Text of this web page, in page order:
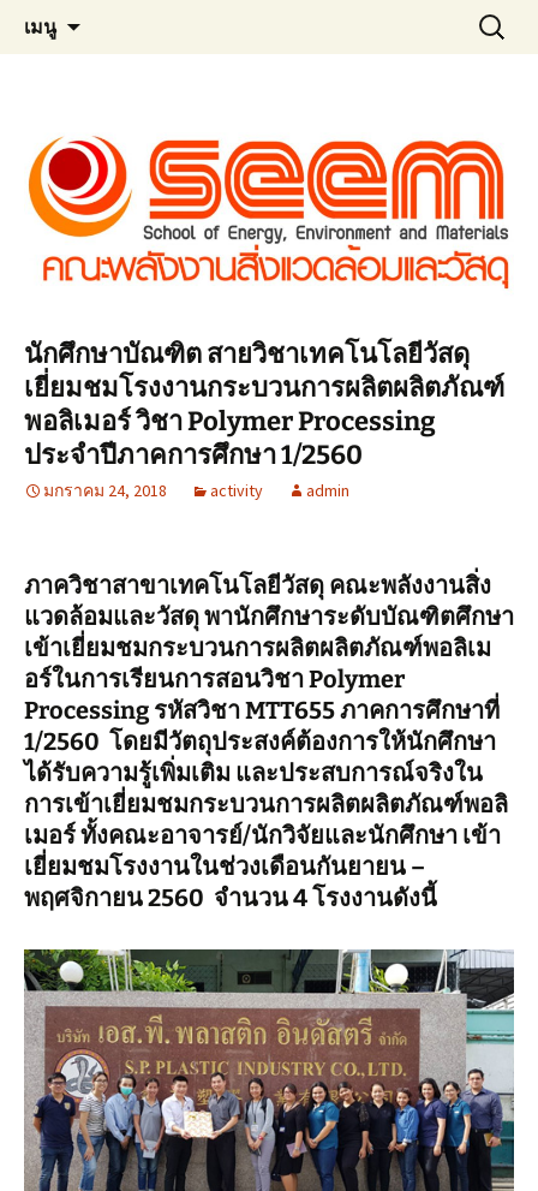
MT KMUTT
Materials Technology, KMUTT
เมนู
ค้นหา
สำหรับ:
นักศึกษาบัณฑิต สายวิชาเทคโนโลยีวัสดุ
เยี่ยมชมโรงงานกระบวนการผลิตผลิตภัณฑ์
พอลิเมอร์ วิชา Polymer Processing
ประจำปีภาคการศึกษา 1/2560
มกราคม 24, 2018 activity admin
ภาควิชาสาขาเทคโนโลยีวัสดุ คณะพลังงานสิ่ง
แวดล้อมและวัสดุ พานักศึกษาระดับบัณฑิตศึกษา
เข้าเยี่ยมชมกระบวนการผลิตผลิตภัณฑ์พอลิเม
อร์ในการเรียนการสอนวิชา Polymer
Processing รหัสวิชา MTT655 ภาคการศึกษาที่
1/2560 โดยมีวัตถุประสงค์ต้องการให้นักศึกษา
ได้รับความรู้เพิ่มเติม และประสบการณ์จริงใน
การเข้าเยี่ยมชมกระบวนการผลิตผลิตภัณฑ์พอลิ
เมอร์ ทั้งคณะอาจารย์/นักวิจัยและนักศึกษา เข้า
เยี่ยมชมโรงงานในช่วงเดือนกันยายน –
พฤศจิกายน 2560 จำนวน 4 โรงงานดังนี้